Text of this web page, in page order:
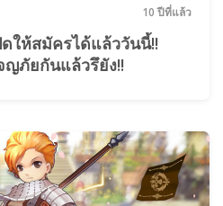
10 ปีที่แล้ว
ญภัยกันแล้วรึยัง!!